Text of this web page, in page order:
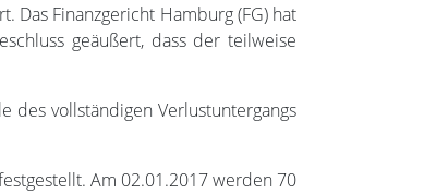
Das Finanzgericht Hamburg (FG) hat
geäußert, dass der teilweise
des vollständigen Verlustuntergangs
Am 02.01.2017 werden 70